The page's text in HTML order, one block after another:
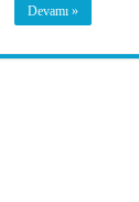
Devamı »